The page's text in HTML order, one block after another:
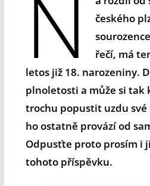
N
českého
řečí, má
letos již 18. narozeniny.
plnoletosti a může si tak
trochu popustit uzdu
ho ostatně provází od
Odpusťte proto prosím i
tohoto příspěvku.